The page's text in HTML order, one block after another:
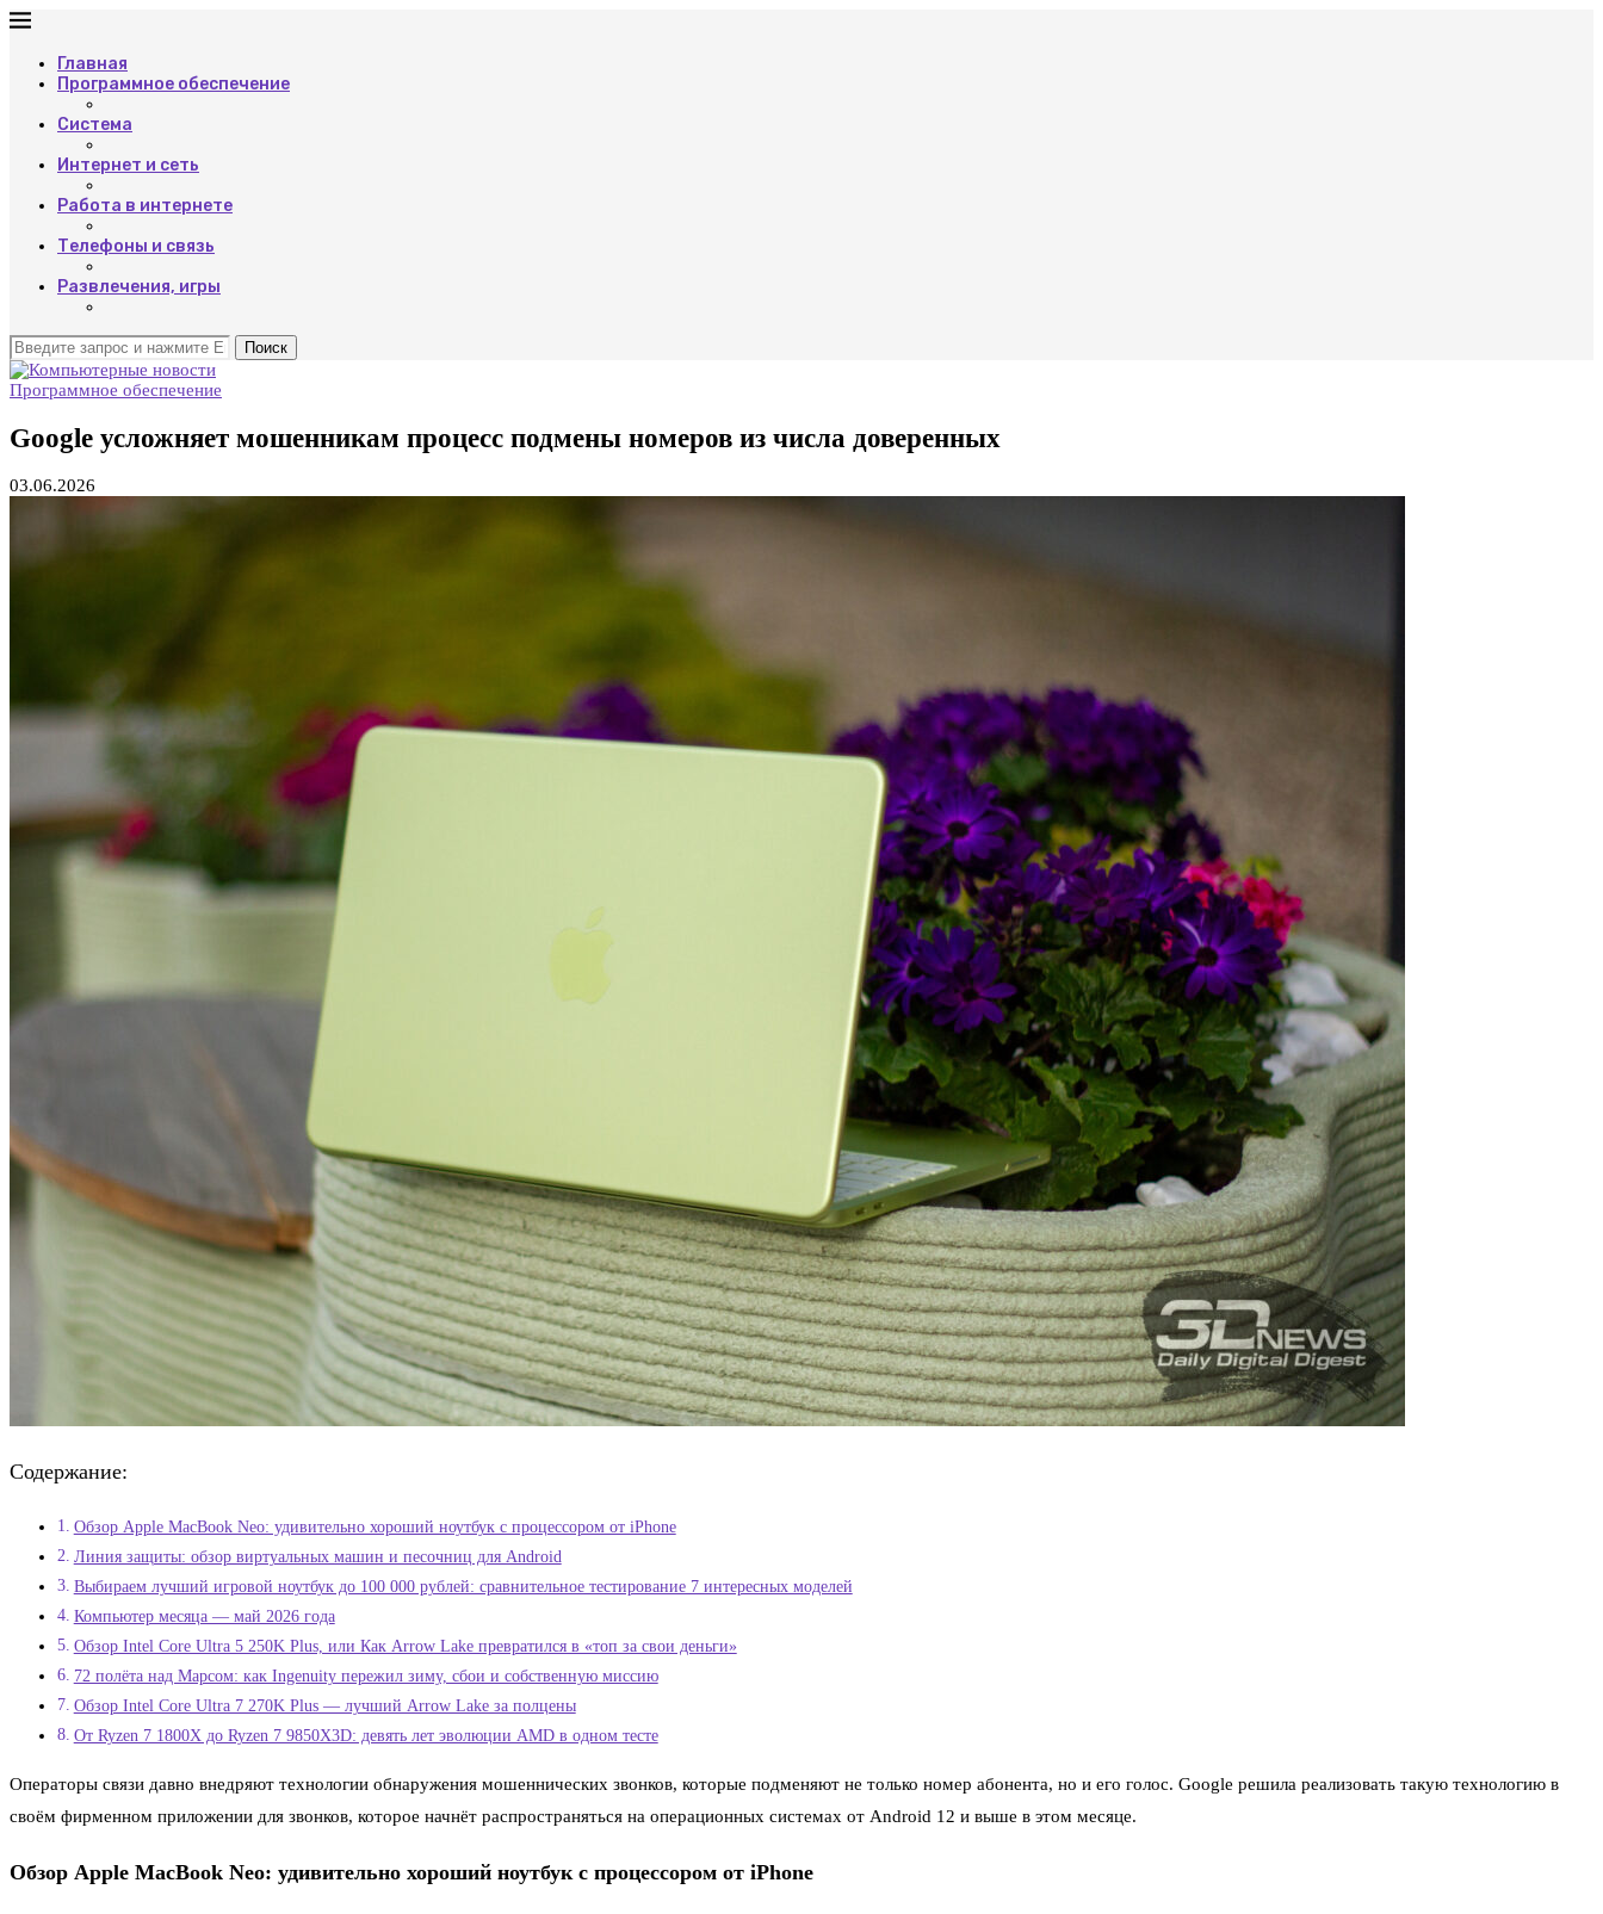
Главная
Программное обеспечение
Система
Интернет и сеть
Работа в интернете
Телефоны и связь
Развлечения, игры
Поиск
Программное обеспечение
Google усложняет мошенникам процесс подмены номеров из числа доверенных
03.06.2026
Содержание:
Обзор Apple MacBook Neo: удивительно хороший ноутбук с процессором от iPhone
Линия защиты: обзор виртуальных машин и песочниц для Android
Выбираем лучший игровой ноутбук до 100 000 рублей: сравнительное тестирование 7 интересных моделей
Компьютер месяца — май 2026 года
Обзор Intel Core Ultra 5 250K Plus, или Как Arrow Lake превратился в «топ за свои деньги»
72 полёта над Марсом: как Ingenuity пережил зиму, сбои и собственную миссию
Обзор Intel Core Ultra 7 270K Plus — лучший Arrow Lake за полцены
От Ryzen 7 1800X до Ryzen 7 9850X3D: девять лет эволюции AMD в одном тесте
Операторы связи давно внедряют технологии обнаружения мошеннических звонков, которые подменяют не только номер абонента, но и его голос. Google решила реализовать такую технологию в
своём фирменном приложении для звонков, которое начнёт распространяться на операционных системах от Android 12 и выше в этом месяце.
Обзор Apple MacBook Neo: удивительно хороший ноутбук с процессором от iPhone